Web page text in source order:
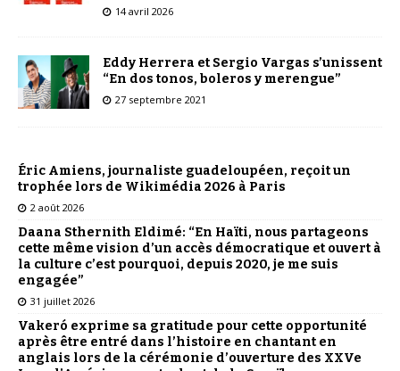
14 avril 2026
Eddy Herrera et Sergio Vargas s’unissent
“En dos tonos, boleros y merengue”
27 septembre 2021
Éric Amiens, journaliste guadeloupéen, reçoit un
trophée lors de Wikimédia 2026 à Paris
2 août 2026
Daana Sthernith Eldimé: “En Haïti, nous partageons
cette même vision d’un accès démocratique et ouvert à
la culture c’est pourquoi, depuis 2020, je me suis
engagée”
31 juillet 2026
Vakeró exprime sa gratitude pour cette opportunité
après être entré dans l’histoire en chantant en
anglais lors de la cérémonie d’ouverture des XXVe